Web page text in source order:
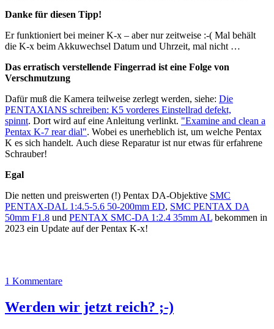
Danke für diesen Tipp!
Er funktioniert bei meiner K-x – aber nur zeitweise :-( Mal behält
die K-x beim Akkuwechsel Datum und Uhrzeit, mal nicht …
Das erratisch verstellende Fingerrad ist eine Folge von
Verschmutzung
Dafür muß die Kamera teilweise zerlegt werden, siehe: Die
PENTAXIANS schreiben: K5 vorderes Einstellrad defekt,
spinnt. Dort wird auf eine Anleitung verlinkt. "Examine and clean a
Pentax K-7 rear dial". Wobei es unerheblich ist, um welche Pentax
K es sich handelt. Auch diese Reparatur ist nur etwas für erfahrene
Schrauber!
Egal
Die netten und preiswerten (!) Pentax DA-Objektive SMC
PENTAX-DAL 1:4.5-5.6 50-200mm ED, SMC PENTAX DA
50mm F1.8 und PENTAX SMC-DA 1:2.4 35mm AL bekommen in
2023 ein Update auf der Pentax K-x!
1 Kommentare
Werden wir jetzt reich? ;-)